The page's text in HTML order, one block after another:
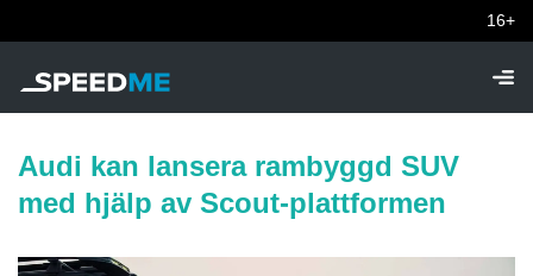
16+
Audi kan lansera rambyggd SUV
med hjälp av Scout-plattformen